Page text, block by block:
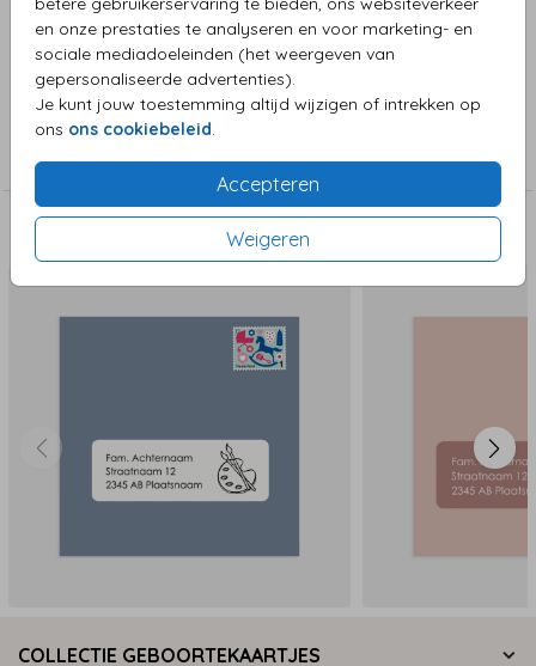
en onze prestaties te analyseren en voor marketing- en
sociale mediadoeleinden (het weergeven van
gepersonaliseerde advertenties).
Je kunt jouw toestemming altijd wijzigen of intrekken op
ons ons cookiebeleid.
Accepteren
Weigeren
Omschrijving
Adresstickers jungle dieren
Collectie
Adresstickers
Deze zijn ook leuk!
COLLECTIE GEBOORTEKAARTJES